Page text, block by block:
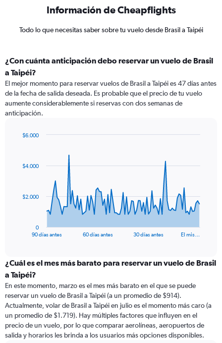
Información de Cheapflights
Todo lo que necesitas saber sobre tu vuelo desde Brasil a Taipéi
¿Con cuánta anticipación debo reservar un vuelo de Brasil
a Taipéi?
El mejor momento para reservar vuelos de Brasil a Taipéi es 47 días antes
de la fecha de salida deseada. Es probable que el precio de tu vuelo
aumente considerablemente si reservas con dos semanas de
anticipación.
data
The
categories.
Range:
91
categories.
The
chart
has
1
Y
90 días antes 60 días antes 30 días antes El mis…
0
$2.000
$4.000
$6.000
¿Cuál es el mes más barato para reservar un vuelo de Brasil
a Taipéi?
En este momento, marzo es el mes más barato en el que se puede
reservar un vuelo de Brasil a Taipéi (a un promedio de $914).
Actualmente, volar de Brasil a Taipéi en julio es el momento más caro (a
un promedio de $1.719). Hay múltiples factores que influyen en el
precio de un vuelo, por lo que comparar aerolíneas, aeropuertos de
salida y horarios les brinda a los usuarios más opciones disponibles.